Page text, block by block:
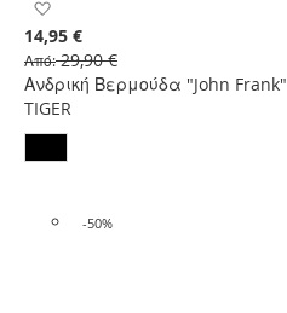
στη
Λίστα
Επιθυμιών
Ανδρική Βερμούδα "John Frank"
TIGER
14,95 €
Από 29,90 €
-50%